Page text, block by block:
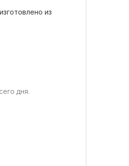
из
дня.